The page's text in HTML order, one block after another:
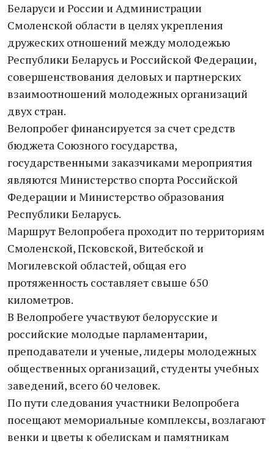
Беларуси и России и Администрации
Смоленской области в целях укрепления
дружеских отношений между молодежью
Республики Беларусь и Российской Федерации,
совершенствования деловых и партнерских
взаимоотношений молодежных организаций
двух стран.
Велопробег финансируется за счет средств
бюджета Союзного государства,
государственными заказчиками мероприятия
являются Министерство спорта Российской
Федерации и Министерство образования
Республики Беларусь.
Маршрут Велопробега проходит по территориям
Смоленской, Псковской, Витебской и
Могилевской областей, общая его
протяженность составляет свыше 650
километров.
В Велопробеге участвуют белорусские и
российские молодые парламентарии,
преподаватели и ученые, лидеры молодежных
общественных организаций, студенты учебных
заведений, всего 60 человек.
По пути следования участники Велопробега
посещают мемориальные комплексы, возлагают
венки и цветы к обелискам и памятникам